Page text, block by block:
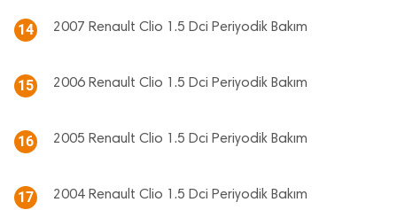
14 2007 Renault Clio 1.5 Dci Periyodik Bakım
15 2006 Renault Clio 1.5 Dci Periyodik Bakım
16 2005 Renault Clio 1.5 Dci Periyodik Bakım
17 2004 Renault Clio 1.5 Dci Periyodik Bakım